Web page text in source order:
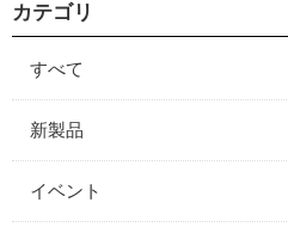
カテゴリ
すべて
新製品
イベント